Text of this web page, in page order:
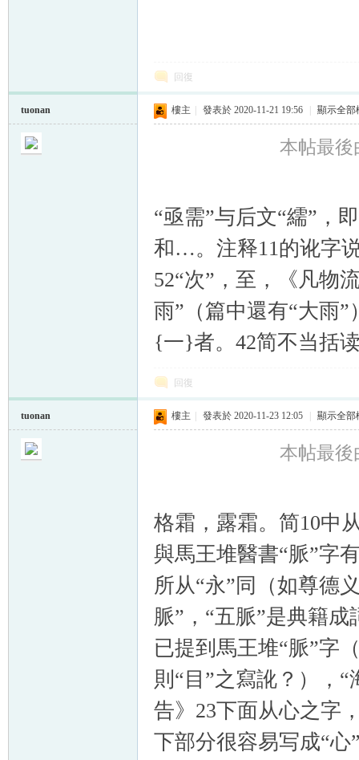
回復
tuonan 樓主 發表於 2020-11-21 19:56 顯示全部
本帖最後
“亟需”与后文“繻”，
和…。注释11的讹字
52“次”，至，《凡物
雨”（篇中還有“大雨
{一}者。42简不当括
回復
tuonan 樓主 發表於 2020-11-23 12:05 顯示全部
本帖最後
格霜，露霜。简10中
與馬王堆醫書“脈”字
所从“永”同（如尊德
脈”，“五脈”是典籍
已提到馬王堆“脈”字
則“目”之寫訛？），
告》23下面从心之字
下部分很容易写成“心